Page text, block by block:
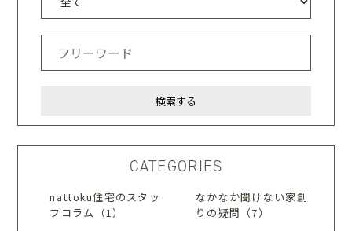
CATEGORIES
nattoku住宅のスタッ
フコラム（1）
なかなか聞けない家創
りの疑問（7）